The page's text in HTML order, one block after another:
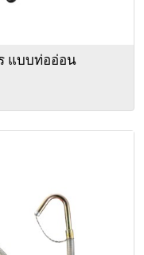
แบบท่ออ่อน